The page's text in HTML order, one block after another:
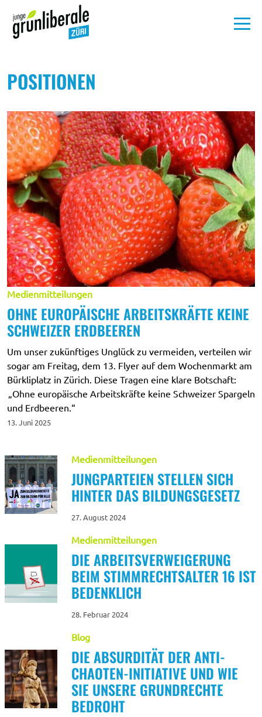
Über
uns
Medien
Spenden
MITMACHEN
GÖNNER:IN WERDEN
ALUMIN WERDEN
POSITIONEN
Medienmitteilungen
OHNE EUROPÄISCHE ARBEITSKRÄFTE KEINE
SCHWEIZER ERDBEEREN
Um unser zukünftiges Unglück zu vermeiden, verteilen wir
sogar am Freitag, dem 13. Flyer auf dem Wochenmarkt am
Bürkliplatz in Zürich. Diese Tragen eine klare Botschaft:
„Ohne europäische Arbeitskräfte keine Schweizer Spargeln
und Erdbeeren.“
13. Juni 2025
Medienmitteilungen
JUNGPARTEIEN STELLEN SICH
HINTER DAS BILDUNGSGESETZ
27. August 2024
Medienmitteilungen
DIE ARBEITSVERWEIGERUNG
BEIM STIMMRECHTSALTER 16 IST
BEDENKLICH
28. Februar 2024
Blog
DIE ABSURDITÄT DER ANTI-
CHAOTEN-INITIATIVE UND WIE
SIE UNSERE GRUNDRECHTE
BEDROHT